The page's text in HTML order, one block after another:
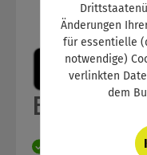
Ganz einfach
Änderungen
für essentielle
notwendige)
verlinkten
dem